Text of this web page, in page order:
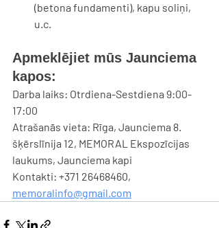
(betona fundamenti), kapu soliņi,
u.c.
Apmeklējiet mūs Jaunciema
kapos:
Darba laiks: Otrdiena-Sestdiena 9:00-
17:00
Atrašanās vieta: Rīga, Jaunciema 8.
šķērslīnija 12, MEMORAL Ekspozīcijas
laukums, Jaunciema kapi
Kontakti: +371 26468460,
memoralinfo@gmail.com